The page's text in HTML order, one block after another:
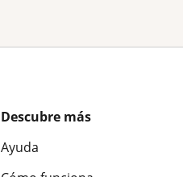
Descubre más
Ayuda